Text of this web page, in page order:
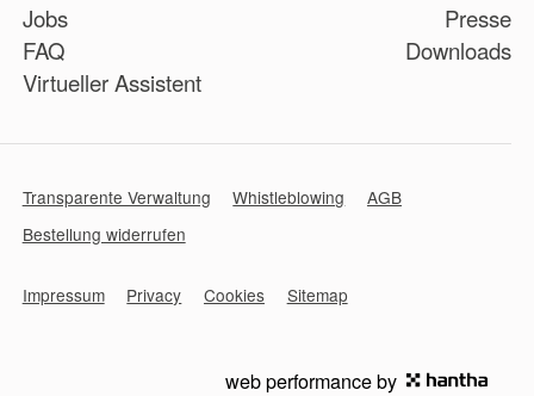
Jobs
FAQ
Virtueller Assistent
Presse
Downloads
Transparente Verwaltung Whistleblowing
AGB
Bestellung widerrufen
Impressum Privacy Cookies Sitemap
web performance by